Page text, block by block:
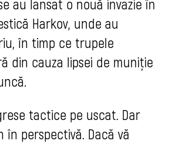
au lansat o nouă invazie în
Harkov, unde au
în timp ce trupele
din cauza lipsei de muniție
tactice pe uscat. Dar
în perspectivă. Dacă vă